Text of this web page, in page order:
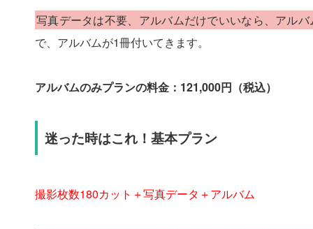
写真データは不要、アルバムだけでいいなら、アル
で、アルバムが1冊付いてきます。
アルバムのみプランの料金：121,000円（税込）
迷った時はこれ！基本プラン
撮影枚数180カット＋写真データ＋アルバム